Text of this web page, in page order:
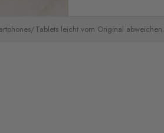
Tablets leicht vom Original abweichen.